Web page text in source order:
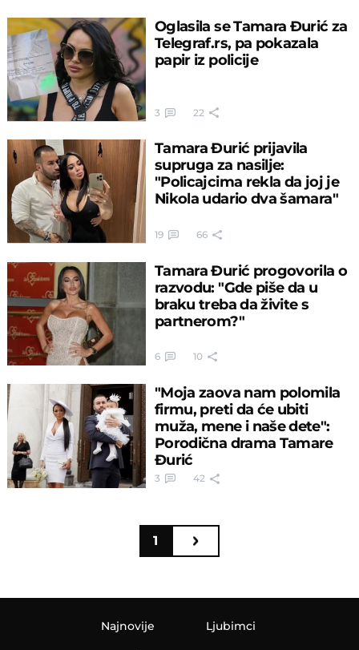
Oglasila se Tamara Đurić za
Telegraf.rs, pa pokazala
papir iz policije
3 22
Tamara Đurić prijavila
supruga za nasilje:
"Policajcima rekla da joj je
Nikola udario dva šamara"
19 66
Tamara Đurić progovorila o
razvodu: "Gde piše da u
braku treba da živite s
partnerom?"
6 10
"Moja zaova nam polomila
firmu, preti da će ubiti
muža, mene i naše dete":
Porodična drama Tamare
Đurić
3 42
1
Najnovije Ljubimci